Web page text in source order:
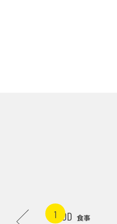
1FOOD 食事